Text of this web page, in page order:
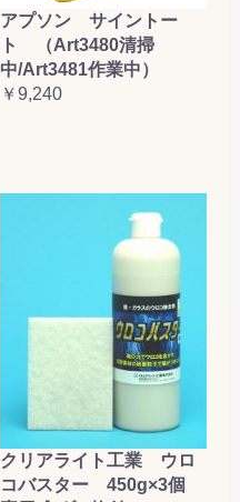
アプソン サイントー
ト （Art3480清掃
中/Art3481作業中）
￥9,240
クリアライト工業 ウロ
コバスター 450g×3個